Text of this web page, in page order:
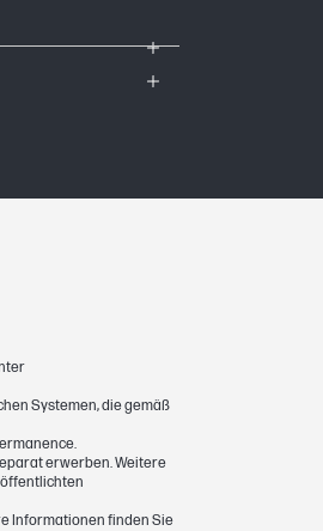
Systemen, die gemäß
erwerben. Weitere
Informationen finden Sie